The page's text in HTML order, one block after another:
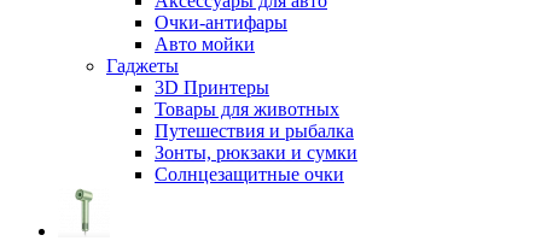
Очки-антифары
Авто мойки
Гаджеты
3D Принтеры
Товары для животных
Путешествия и рыбалка
Зонты, рюкзаки и сумки
Солнцезащитные очки